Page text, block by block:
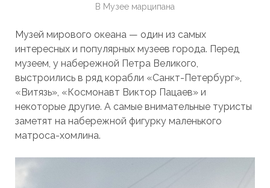
В Музее марципана
Музей мирового океана — один из самых
интересных и популярных музеев города. Перед
музеем, у набережной Петра Великого,
выстроились в ряд корабли «Санкт-Петербург»,
«Витязь», «Космонавт Виктор Пацаев» и
некоторые другие. А самые внимательные туристы
заметят на набережной фигурку маленького
матроса-хомлина.